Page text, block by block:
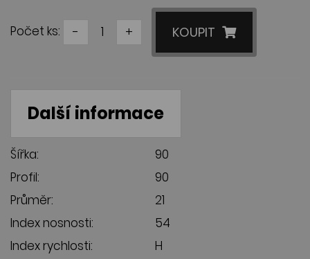
Počet ks: - + KOUPIT
Další informace
Šířka:
90
Profil:
90
Průměr:
21
Index nosnosti:
54
Index rychlosti:
H